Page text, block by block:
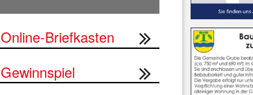
Online-Briefkasten
Gewinnspiel